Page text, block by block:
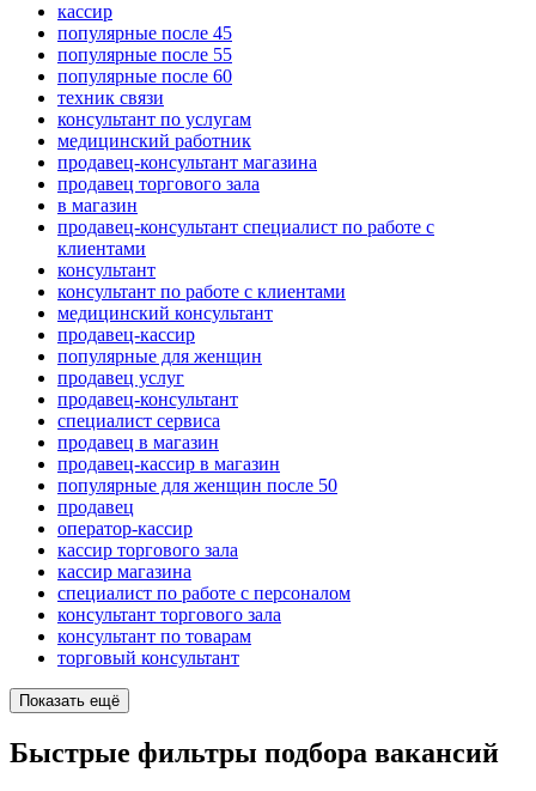
кассир
популярные после 45
популярные после 55
популярные после 60
техник связи
консультант по услугам
медицинский работник
продавец-консультант магазина
продавец торгового зала
в магазин
продавец-консультант специалист по работе с
клиентами
консультант
консультант по работе с клиентами
медицинский консультант
продавец-кассир
популярные для женщин
продавец услуг
продавец-консультант
специалист сервиса
продавец в магазин
продавец-кассир в магазин
популярные для женщин после 50
продавец
оператор-кассир
кассир торгового зала
кассир магазина
специалист по работе с персоналом
консультант торгового зала
консультант по товарам
торговый консультант
Показать ещё
Быстрые фильтры подбора вакансий